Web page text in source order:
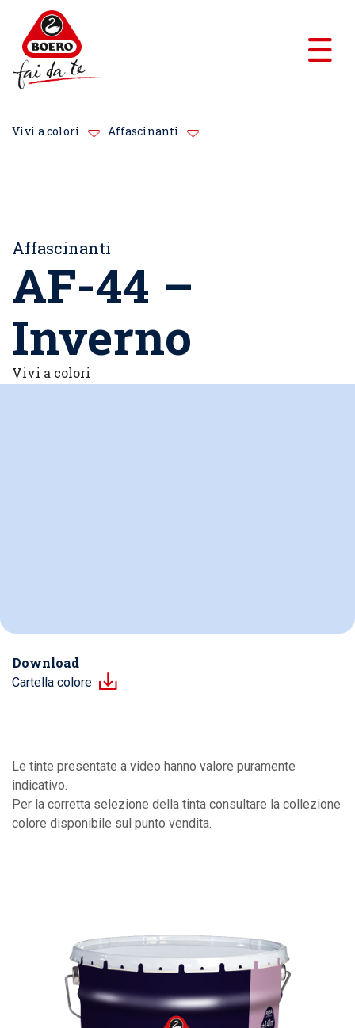
Vivi a colori Affascinanti
Affascinanti
AF-44 –
Inverno
Vivi a colori
Download
Cartella colore
Le tinte presentate a video hanno valore puramente
indicativo.
Per la corretta selezione della tinta consultare la collezione
colore disponibile sul punto vendita.